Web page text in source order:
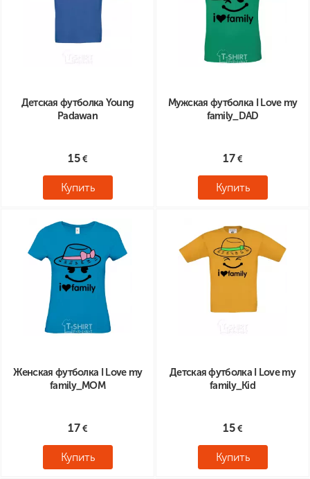
Детская футболка Young
Padawan
15
Купить
Мужская футболка I Love my
family_DAD
17
Купить
Женская футболка I Love my
family_MOM
17
Купить
Детская футболка I Love my
family_Kid
15
Купить